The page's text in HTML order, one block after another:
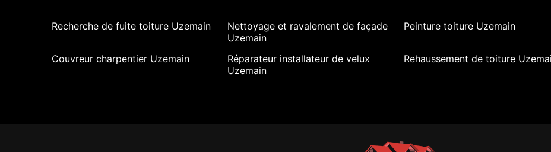
Recherche de fuite toiture Uzemain
Nettoyage et ravalement de façade
Uzemain
Peinture toiture Uzemain
Couvreur charpentier Uzemain
Réparateur installateur de velux
Uzemain
Rehaussement de toiture